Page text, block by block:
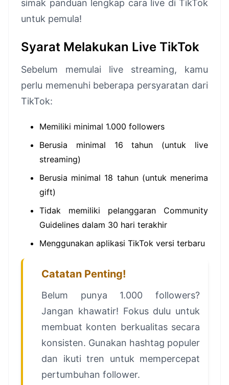
simak panduan lengkap cara live di TikTok
untuk pemula!
Syarat Melakukan Live TikTok
Sebelum memulai live streaming, kamu
perlu memenuhi beberapa persyaratan dari
TikTok:
Memiliki minimal 1.000 followers
Berusia minimal 16 tahun (untuk live
streaming)
Berusia minimal 18 tahun (untuk menerima
gift)
Tidak memiliki pelanggaran Community
Guidelines dalam 30 hari terakhir
Menggunakan aplikasi TikTok versi terbaru
Catatan Penting!
Belum punya 1.000 followers?
Jangan khawatir! Fokus dulu untuk
membuat konten berkualitas secara
konsisten. Gunakan hashtag populer
dan ikuti tren untuk mempercepat
pertumbuhan follower.